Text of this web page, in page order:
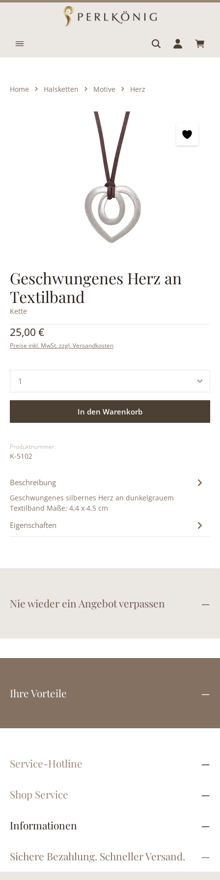
Zum Hauptinhalt springen
Home Halsketten Motive Herz
Bildergalerie überspringen
Geschwungenes Herz an
Textilband
Kette
Regulärer Preis:
25,00 €
Preise inkl. MwSt. zzgl. Versandkosten
Produkt Anzahl: Gib den gewünschten Wert ein
In den Warenkorb
Produktnummer:
K-5102
Beschreibung
Geschwungenes silbernes Herz an dunkelgrauem
Textilband Maße: 4,4 x 4,5 cm
Eigenschaften
Nie wieder ein Angebot verpassen
Ihre Vorteile
Service-Hotline
Shop Service
Informationen
Sichere Bezahlung. Schneller Versand.